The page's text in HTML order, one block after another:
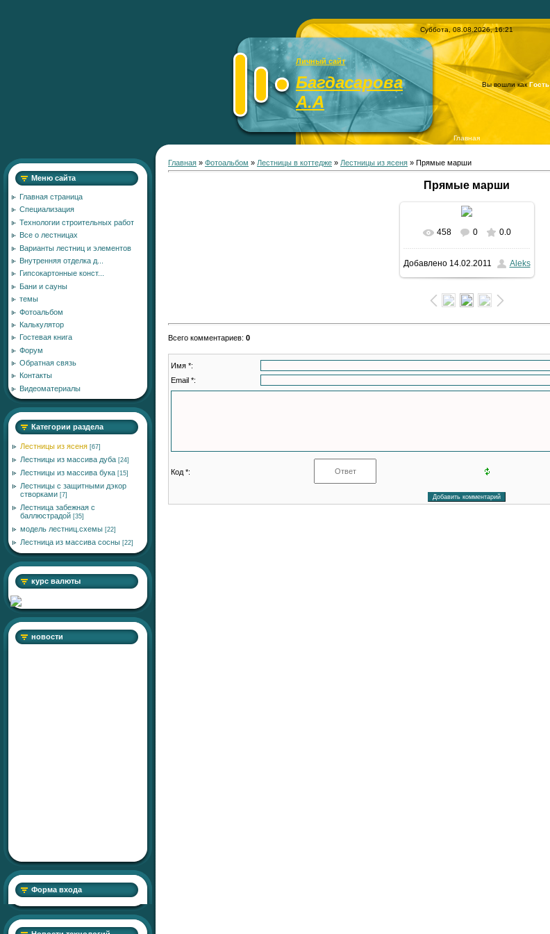
Суббота, 08.08.2026, 16:21
Личный сайт
Багдасарова
А.А
Вы вошли какГость
Главная
Меню сайта
Главная страница
Специализация
Технологии строительных работ
Все о лестницах
Варианты лестниц и элементов
Внутренняя отделка д...
Гипсокартонные конст...
Бани и сауны
темы
Фотоальбом
Калькулятор
Гостевая книга
Форум
Обратная связь
Контакты
Видеоматериалы
Категории раздела
Лестницы из ясеня [67]
Лестницы из массива дуба [24]
Лестницы из массива бука [15]
Лестницы с защитными дэкор
створками [7]
Лестница забежная с
баллюстрадой [35]
модель лестниц.схемы [22]
Лестница из массива сосны [22]
курс валюты
новости
Форма входа
Главная » Фотоальбом » Лестницы в коттедже » Лестницы из ясеня » Прямые марши
Прямые марши
В реальном размере
601x836/ 159.0Kb
458 0 0.0
Добавлено14.02.2011 Aleks
Всего комментариев: 0
Имя *:
Email *:
Код *: